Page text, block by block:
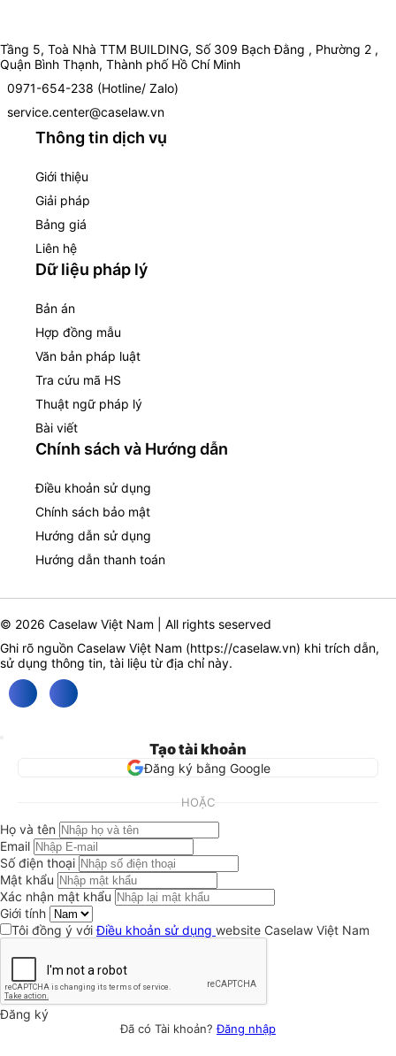
Tầng 5, Toà Nhà TTM BUILDING, Số 309 Bạch Đằng , Phường 2 ,
Quận Bình Thạnh, Thành phố Hồ Chí Minh
0971-654-238 (Hotline/ Zalo)
service.center@caselaw.vn
Thông tin dịch vụ
Giới thiệu
Giải pháp
Bảng giá
Liên hệ
Dữ liệu pháp lý
Bản án
Hợp đồng mẫu
Văn bản pháp luật
Tra cứu mã HS
Thuật ngữ pháp lý
Bài viết
Chính sách và Hướng dẫn
Điều khoản sử dụng
Chính sách bảo mật
Hướng dẫn sử dụng
Hướng dẫn thanh toán
© 2026 Caselaw Việt Nam | All rights seserved
Ghi rõ nguồn Caselaw Việt Nam (https://caselaw.vn) khi trích dẫn,
sử dụng thông tin, tài liệu từ địa chỉ này.
Tạo tài khoản
Đăng ký bằng Google
HOẶC
Họ và tên
Email
Số điện thoại
Mật khẩu
Xác nhận mật khẩu
Giới tính
Tôi đồng ý vớiĐiều khoản sử dụng website Caselaw Việt Nam
Đăng ký
Đã có Tài khoản?Đăng nhập